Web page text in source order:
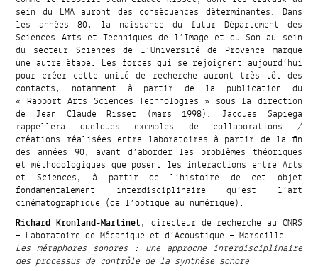
sein du LMA auront des conséquences déterminantes. Dans
les années 80, la naissance du futur Département des
Sciences Arts et Techniques de l’Image et du Son au sein
du secteur Sciences de l’Université de Provence marque
une autre étape. Les forces qui se rejoignent aujourd’hui
pour créer cette unité de recherche auront très tôt des
contacts, notamment à partir de la publication du
« Rapport Arts Sciences Technologies » sous la direction
de Jean Claude Risset (mars 1998). Jacques Sapiega
rappellera quelques exemples de collaborations /
créations réalisées entre laboratoires à partir de la fin
des années 90, avant d’aborder les problèmes théoriques
et méthodologiques que posent les interactions entre Arts
et Sciences, à partir de l’histoire de cet objet
fondamentalement interdisciplinaire qu’est l’art
cinématographique (de l’optique au numérique).
Richard Kronland-Martinet, directeur de recherche au CNRS
– Laboratoire de Mécanique et d’Acoustique – Marseille
Les métaphores sonores : une approche interdisciplinaire
des processus de contrôle de la synthèse sonore